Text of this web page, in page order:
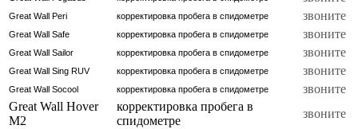
Great Wall Peri корректировка пробега в спидометре звоните
Great Wall Safe корректировка пробега в спидометре звоните
Great Wall Sailor корректировка пробега в спидометре звоните
Great Wall Sing RUV корректировка пробега в спидометре звоните
Great Wall Socool корректировка пробега в спидометре
звоните
Great Wall Hover
M2
корректировка пробега в
спидометре
звоните